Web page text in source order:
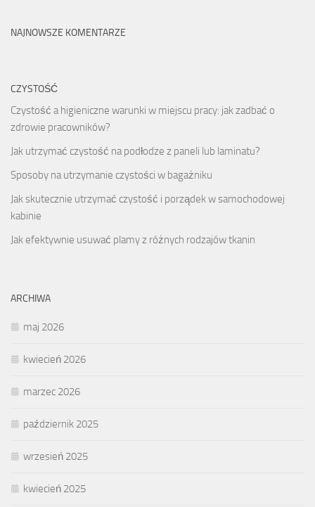
NAJNOWSZE KOMENTARZE
CZYSTOŚĆ
Czystość a higieniczne warunki w miejscu pracy: jak zadbać o
zdrowie pracowników?
Jak utrzymać czystość na podłodze z paneli lub laminatu?
Sposoby na utrzymanie czystości w bagażniku
Jak skutecznie utrzymać czystość i porządek w samochodowej
kabinie
Jak efektywnie usuwać plamy z różnych rodzajów tkanin
ARCHIWA
maj 2026
kwiecień 2026
marzec 2026
październik 2025
wrzesień 2025
kwiecień 2025